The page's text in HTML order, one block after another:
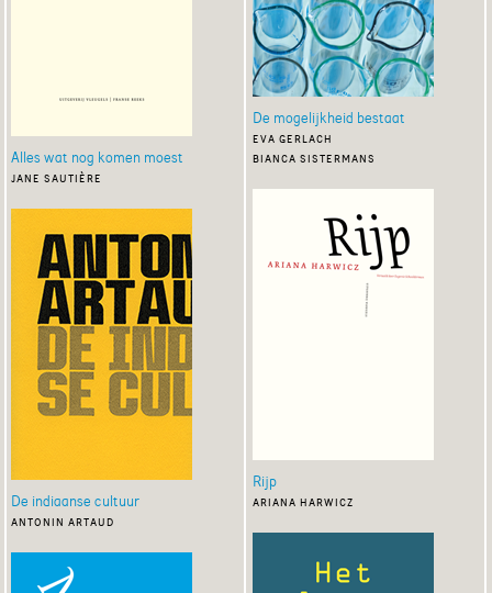
Alles wat nog komen moest
jane sautière
De indiaanse cultuur
antonin artaud
De mogelijkheid bestaat
eva gerlach
bianca sistermans
Rijp
ariana harwicz